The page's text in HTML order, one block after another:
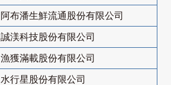
阿布潘生鮮流通股份有限公司
誠渼科技股份有限公司
漁獲滿載股份有限公司
水行星股份有限公司